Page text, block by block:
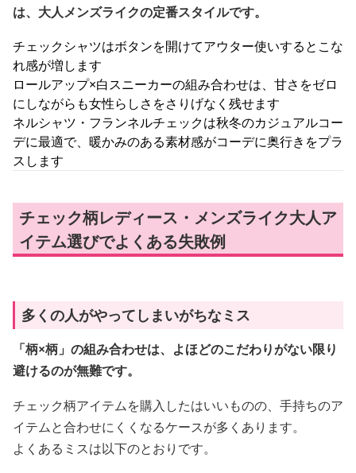
は、大人メンズライクの定番スタイルです。
チェックシャツはボタンを開けてアウター使いするとこな
れ感が増します
ロールアップ×白スニーカーの組み合わせは、甘さをゼロ
にしながらも女性らしさをさりげなく残せます
ネルシャツ・フランネルチェックは秋冬のカジュアルコー
デに最適で、暖かみのある素材感がコーデに奥行きをプラ
スします
チェック柄レディース・メンズライク大人ア
イテム選びでよくある失敗例
多くの人がやってしまいがちなミス
「柄×柄」の組み合わせは、よほどのこだわりがない限り
避けるのが無難です。
チェック柄アイテムを購入したはいいものの、手持ちのア
イテムと合わせにくくなるケースが多くあります。
よくあるミスは以下のとおりです。